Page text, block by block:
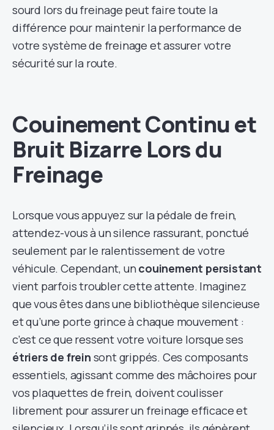
sourd lors du freinage peut faire toute la
différence pour maintenir la performance de
votre système de freinage et assurer votre
sécurité sur la route.
Couinement Continu et
Bruit Bizarre Lors du
Freinage
Lorsque vous appuyez sur la pédale de frein,
attendez-vous à un silence rassurant, ponctué
seulement par le ralentissement de votre
véhicule. Cependant, un couinement persistant
vient parfois troubler cette attente. Imaginez
que vous êtes dans une bibliothèque silencieuse
et qu’une porte grince à chaque mouvement :
c’est ce que ressent votre voiture lorsque ses
étriers de frein sont grippés. Ces composants
essentiels, agissant comme des mâchoires pour
vos plaquettes de frein, doivent coulisser
librement pour assurer un freinage efficace et